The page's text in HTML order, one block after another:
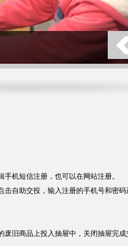
手机短信注册，也可以在网站注册。
击自助交投，输入注册的手机号和密码
废旧商品上投入抽屉中，关闭抽屉完成